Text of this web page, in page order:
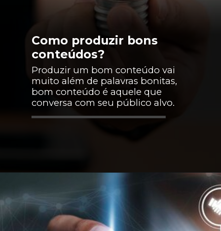
Produzir um bom conteúdo vai
muito além de palavras bonitas,
bom conteúdo é aquele que
conversa com seu público alvo.
Como produzir bons
conteúdos?